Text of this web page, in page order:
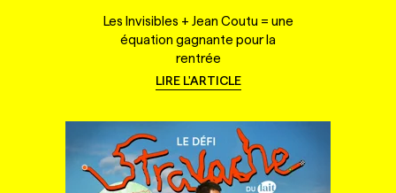
Les Invisibles + Jean Coutu = une
équation gagnante pour la
rentrée
LIRE L'ARTICLE